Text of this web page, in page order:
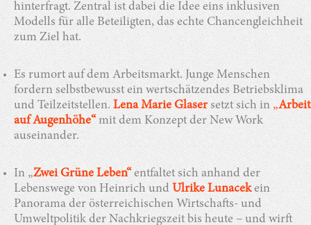
hinterfragt. Zentral ist dabei die Idee eins inklusiven
Modells für alle Beteiligten, das echte Chancengleichheit
zum Ziel hat.
Es rumort auf dem Arbeitsmarkt. Junge Menschen
fordern selbstbewusst ein wertschätzendes Betriebsklima
und Teilzeitstellen.Lena Marie Glasersetzt sich in„Arbeit
auf Augenhöhe“mit dem Konzept der New Work
auseinander.
In „Zwei Grüne Leben“entfaltet sich anhand der
Lebenswege von Heinrich undUlrike Lunacekein
Panorama der österreichischen Wirtschafts- und
Umweltpolitik der Nachkriegszeit bis heute – und wirft